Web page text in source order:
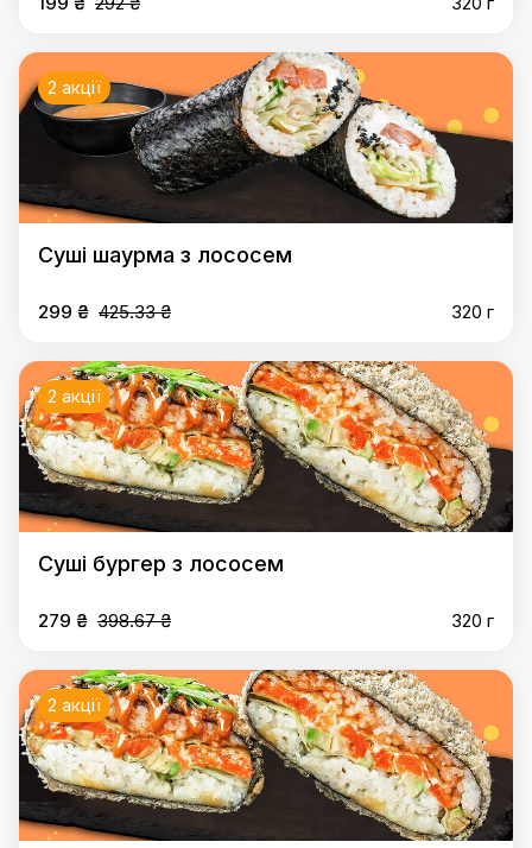
2 акції
Суші шаурма з лососем
299 ₴ 425.33 ₴ 320 г
2 акції
Суші бургер з лососем
279 ₴ 398.67 ₴ 320 г
2 акції